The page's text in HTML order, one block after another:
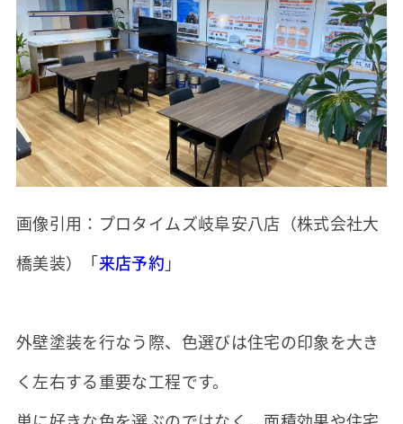
画像引用：プロタイムズ岐阜安八店（株式会社大
橋美装）「来店予約 」
外壁塗装を行なう際、色選びは住宅の印象を大き
く左右する重要な工程です。